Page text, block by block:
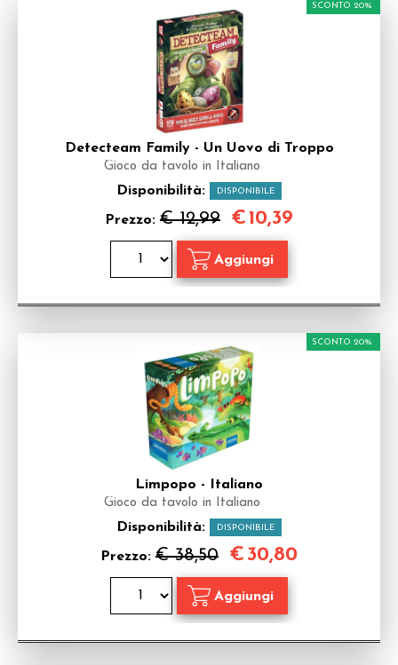
Detecteam Family - Un Uovo di Troppo
Gioco da tavolo in Italiano
Disponibilità: DISPONIBILE
Prezzo: € 12,99
SCONTO 20%
€10,39
Limpopo - Italiano
Gioco da tavolo in Italiano
Disponibilità: DISPONIBILE
Prezzo: € 38,50
SCONTO 20%
€ 30,80